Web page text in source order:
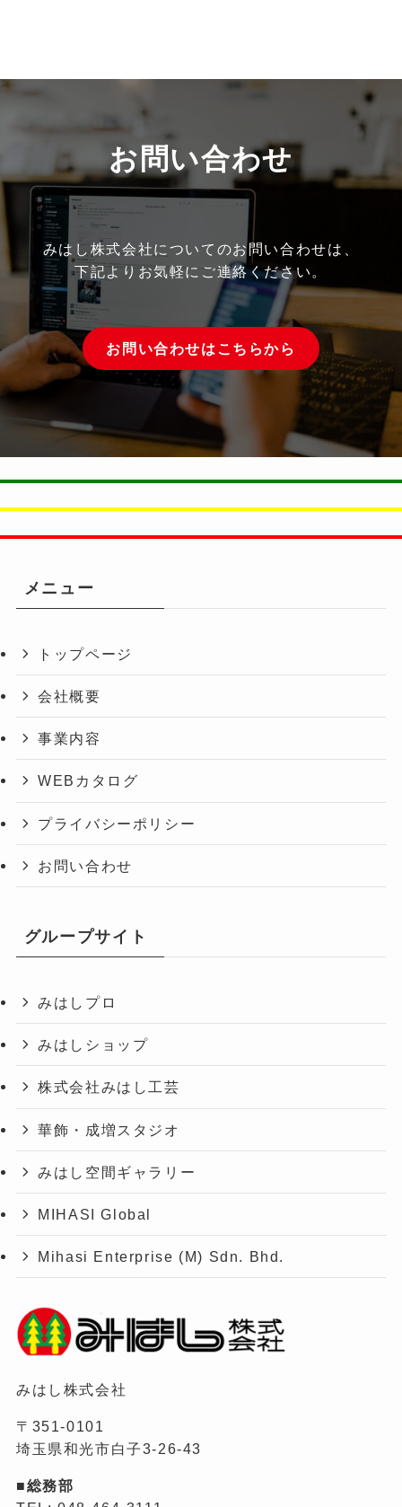
お問い合わせ
みはし株式会社についてのお問い合わせは、
下記よりお気軽にご連絡ください。
お問い合わせはこちらから
メニュー
トップページ
会社概要
事業内容
WEBカタログ
プライバシーポリシー
お問い合わせ
グループサイト
みはしプロ
みはしショップ
株式会社みはし工芸
華飾・成増スタジオ
みはし空間ギャラリー
MIHASI Global
Mihasi Enterprise (M) Sdn. Bhd.
みはし株式会社
〒351-0101
埼玉県和光市白子3-26-43
■総務部